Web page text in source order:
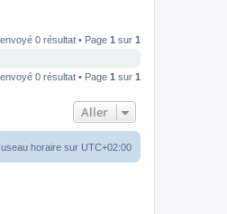
0 résultat • Page 1 sur 1
0 résultat • Page 1 sur 1
Aller
horaire sur UTC+02:00